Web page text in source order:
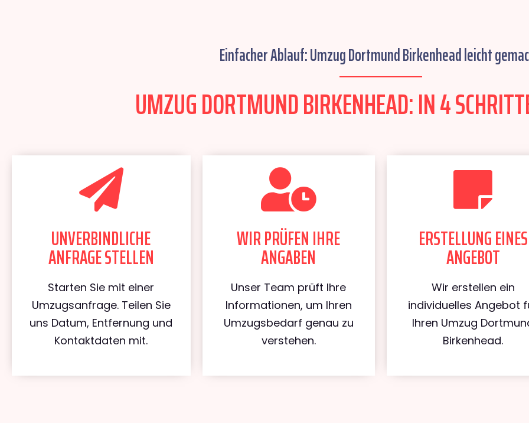
Einfacher Ablauf: Umzug Dortmund Birkenhead leicht
UMZUG DORTMUND BIRKENHEAD: IN 4
UNVERBINDLICHE
ANFRAGE STELLEN
Starten Sie mit einer
Umzugsanfrage. Teilen Sie
uns Datum, Entfernung und
Kontaktdaten mit.
WIR PRÜFEN IHRE
ANGABEN
Unser Team prüft Ihre
Informationen, um Ihren
Umzugsbedarf genau zu
verstehen.
ERSTELLUNG EINES
ANGEBOT
Wir erstellen ein
individuelles Angebot
Ihren Umzug
Birkenhead.